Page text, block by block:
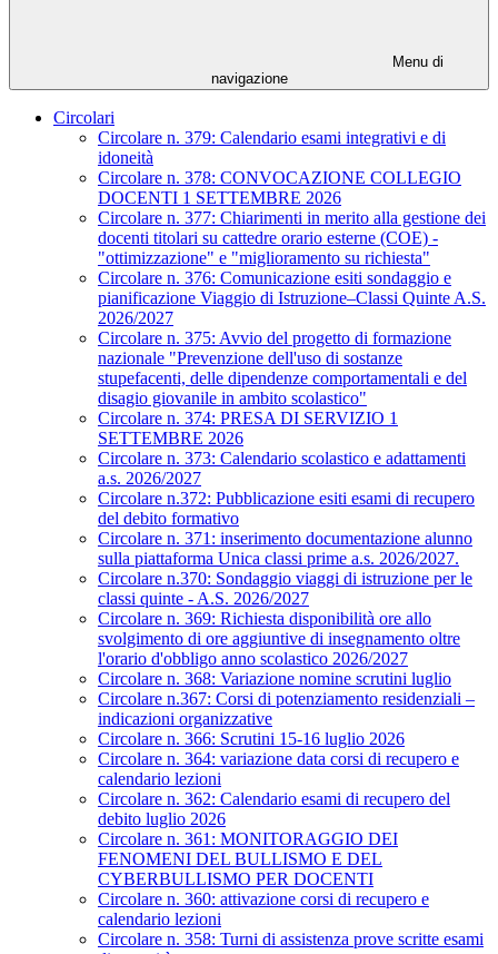
Menu di
navigazione
Circolari
Circolare n. 379: Calendario esami integrativi e di
idoneità
Circolare n. 378: CONVOCAZIONE COLLEGIO
DOCENTI 1 SETTEMBRE 2026
Circolare n. 377: Chiarimenti in merito alla gestione dei
docenti titolari su cattedre orario esterne (COE) -
"ottimizzazione" e "miglioramento su richiesta"
Circolare n. 376: Comunicazione esiti sondaggio e
pianificazione Viaggio di Istruzione–Classi Quinte A.S.
2026/2027
Circolare n. 375: Avvio del progetto di formazione
nazionale "Prevenzione dell'uso di sostanze
stupefacenti, delle dipendenze comportamentali e del
disagio giovanile in ambito scolastico"
Circolare n. 374: PRESA DI SERVIZIO 1
SETTEMBRE 2026
Circolare n. 373: Calendario scolastico e adattamenti
a.s. 2026/2027
Circolare n.372: Pubblicazione esiti esami di recupero
del debito formativo
Circolare n. 371: inserimento documentazione alunno
sulla piattaforma Unica classi prime a.s. 2026/2027.
Circolare n.370: Sondaggio viaggi di istruzione per le
classi quinte - A.S. 2026/2027
Circolare n. 369: Richiesta disponibilità ore allo
svolgimento di ore aggiuntive di insegnamento oltre
l'orario d'obbligo anno scolastico 2026/2027
Circolare n. 368: Variazione nomine scrutini luglio
Circolare n.367: Corsi di potenziamento residenziali –
indicazioni organizzative
Circolare n. 366: Scrutini 15-16 luglio 2026
Circolare n. 364: variazione data corsi di recupero e
calendario lezioni
Circolare n. 362: Calendario esami di recupero del
debito luglio 2026
Circolare n. 361: MONITORAGGIO DEI
FENOMENI DEL BULLISMO E DEL
CYBERBULLISMO PER DOCENTI
Circolare n. 360: attivazione corsi di recupero e
calendario lezioni
Circolare n. 358: Turni di assistenza prove scritte esami